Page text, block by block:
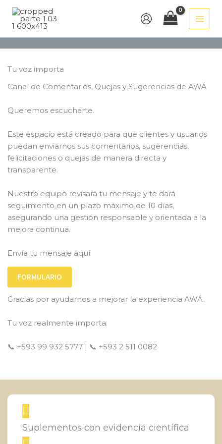
contenido
Tu voz importa
Canal de Comentarios, Quejas y Sugerencias de AWÁ
Queremos escucharte.
Este espacio está creado para que clientes y usuarios
puedan enviarnos sus comentarios, sugerencias,
felicitaciones o quejas de manera directa y
transparente.
Nuestro equipo revisará tu mensaje y te dará
seguimiento en un plazo máximo de 10 días,
asegurando una gestión responsable y orientada a la
mejora continua.
Envía tu mensaje aquí:
FORMULARIO
Gracias por ayudarnos a mejorar la experiencia AWÁ.
Tu voz realmente importa.
📞 +593 99 932 5777 | 📞 +593 2 511 0082
Suplementos con evidencia científica